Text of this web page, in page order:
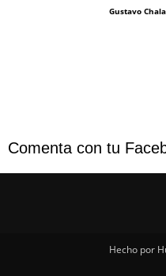
Gustavo
Comenta con tu
Hecho por